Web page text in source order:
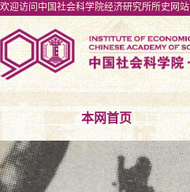
欢迎访问中国社会科学院经济研究所所史网站
本网首页